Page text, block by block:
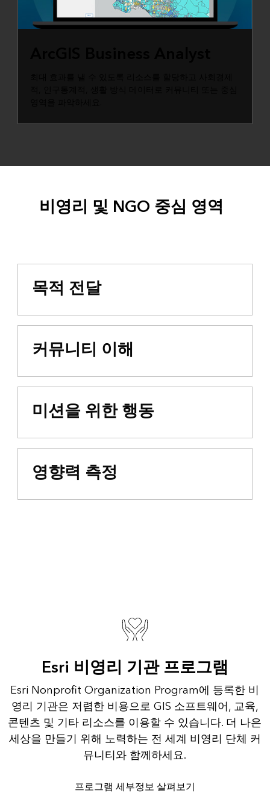
비영리 및 NGO 중심 영역
목적 전달
커뮤니티 이해
미션을 위한 행동
영향력 측정
Esri 비영리 기관 프로그램
Esri Nonprofit Organization Program에 등록한 비
영리 기관은 저렴한 비용으로 GIS 소프트웨어, 교육,
콘텐츠 및 기타 리소스를 이용할 수 있습니다. 더 나은
세상을 만들기 위해 노력하는 전 세계 비영리 단체 커
뮤니티와 함께하세요.
프로그램 세부정보 살펴보기